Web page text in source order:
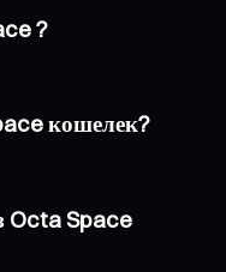
?
кошелек?
Octa Space